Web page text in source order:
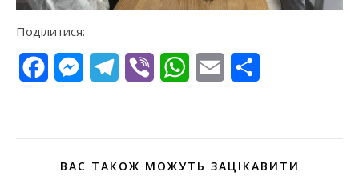
Поділитися:
FacebookMessengerTelegram
Viber WhatsApp
Email
ВАС ТАКОЖ МОЖУТЬ ЗАЦІКАВИТИ